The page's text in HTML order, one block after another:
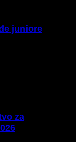
juniore
za